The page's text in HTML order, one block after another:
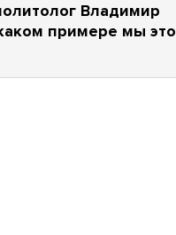
Владимир
примере мы это